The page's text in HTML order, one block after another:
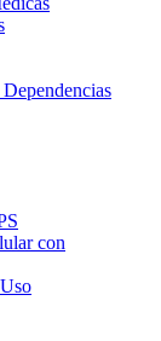
con